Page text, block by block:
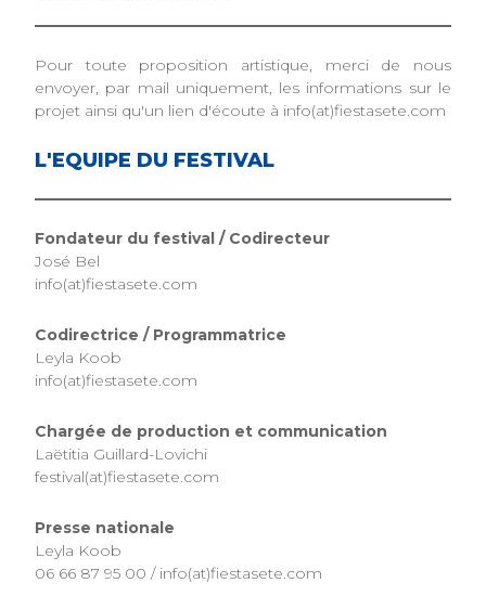
Pour toute proposition artistique, merci de nous
envoyer, par mail uniquement, les informations sur le
projet ainsi qu'un lien d'écoute à info(at)fiestasete.com
L'EQUIPE DU FESTIVAL
Fondateur du festival / Codirecteur
José Bel
info(at)fiestasete.com
Codirectrice / Programmatrice
Leyla Koob
info(at)fiestasete.com
Chargée de production et communication
Laëtitia Guillard-Lovichi
festival(at)fiestasete.com
Presse nationale
Leyla Koob
06 66 87 95 00 / info(at)fiestasete.com